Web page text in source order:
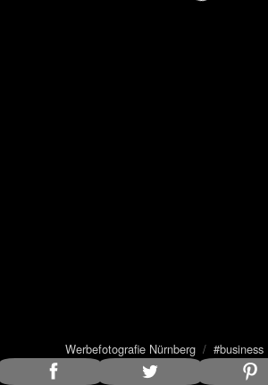
Werbefotografie Nürnberg / #business
Bildunterschrift anzeigen